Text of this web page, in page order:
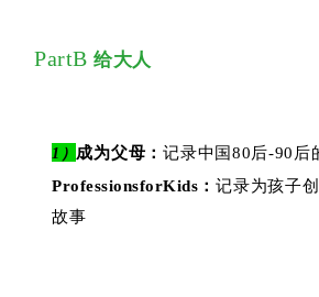
PartB 给大人
1）成为父母：记录中国80后-90后
ProfessionsforKids：记录为孩子
故事